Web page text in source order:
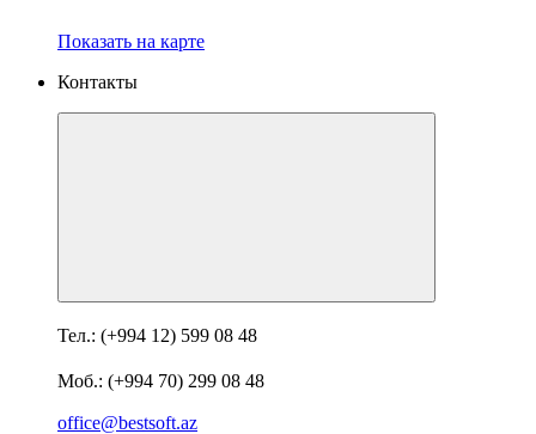
Показать на карте
Контакты
Тел.: (+994 12) 599 08 48
Моб.: (+994 70) 299 08 48
office@bestsoft.az